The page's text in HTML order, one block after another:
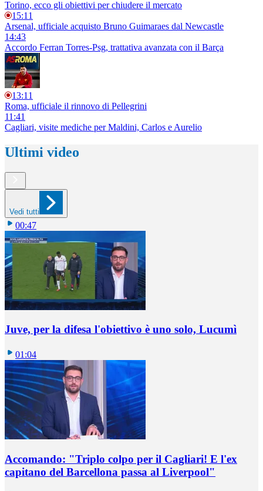
Torino, ecco gli obiettivi per chiudere il mercato
15:11
Arsenal, ufficiale acquisto Bruno Guimaraes dal Newcastle
14:43
Accordo Ferran Torres-Psg, trattativa avanzata con il Barça
13:11
Roma, ufficiale il rinnovo di Pellegrini
11:41
Cagliari, visite mediche per Maldini, Carlos e Aurelio
Ultimi video
Vedi tutti
00:47
Juve, per la difesa l'obiettivo è uno solo, Lucumì
01:04
Accomando: "Triplo colpo per il Cagliari! E l'ex
capitano del Barcellona passa al Liverpool"